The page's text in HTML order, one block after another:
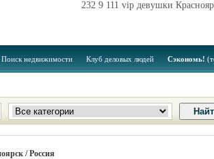
232 9 111 vip девушки
Поиск недвижимости Клуб деловых людей Сэкономь!
/ Россия